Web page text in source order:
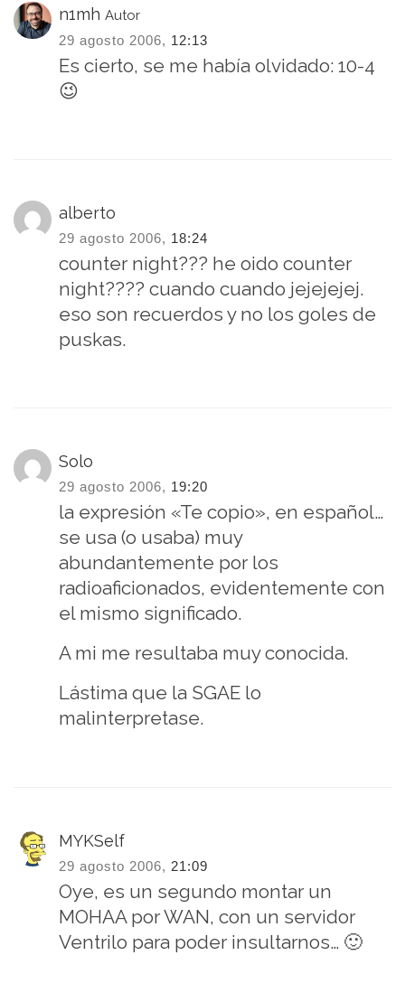
n1mh Autor
29 agosto 2006, 12:13
Es cierto, se me había olvidado: 10-4
😉
alberto
29 agosto 2006, 18:24
counter night??? he oido counter
night???? cuando cuando jejejejej.
eso son recuerdos y no los goles de
puskas.
Solo
29 agosto 2006, 19:20
la expresión «Te copio», en español…
se usa (o usaba) muy
abundantemente por los
radioaficionados, evidentemente con
el mismo significado.
A mi me resultaba muy conocida.
Lástima que la SGAE lo
malinterpretase.
MYKSelf
29 agosto 2006, 21:09
Oye, es un segundo montar un
MOHAA por WAN, con un servidor
Ventrilo para poder insultarnos… 🙂